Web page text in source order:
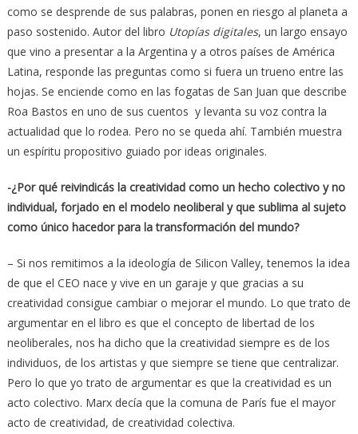
como se desprende de sus palabras, ponen en riesgo al planeta a
paso sostenido. Autor del libro Utopías digitales, un largo ensayo
que vino a presentar a la Argentina y a otros países de América
Latina, responde las preguntas como si fuera un trueno entre las
hojas. Se enciende como en las fogatas de San Juan que describe
Roa Bastos en uno de sus cuentos y levanta su voz contra la
actualidad que lo rodea. Pero no se queda ahí. También muestra
un espíritu propositivo guiado por ideas originales.
-¿Por qué reivindicás la creatividad como un hecho colectivo y no
individual, forjado en el modelo neoliberal y que sublima al sujeto
como único hacedor para la transformación del mundo?
– Si nos remitimos a la ideología de Silicon Valley, tenemos la idea
de que el CEO nace y vive en un garaje y que gracias a su
creatividad consigue cambiar o mejorar el mundo. Lo que trato de
argumentar en el libro es que el concepto de libertad de los
neoliberales, nos ha dicho que la creatividad siempre es de los
individuos, de los artistas y que siempre se tiene que centralizar.
Pero lo que yo trato de argumentar es que la creatividad es un
acto colectivo. Marx decía que la comuna de París fue el mayor
acto de creatividad, de creatividad colectiva.